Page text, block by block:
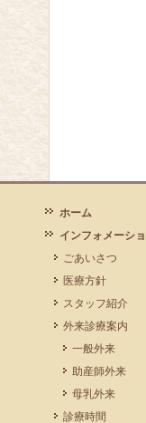
ホーム
インフォメーシ
ごあいさつ
医療方針
スタッフ紹介
外来診療案内
一般外来
助産師外来
母乳外来
診療時間